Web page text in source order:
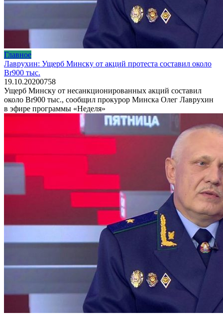
Главное
Лаврухин: Ущерб Минску от акций протеста составил около
Br900 тыс.
19.10.20200758
Ущерб Минску от несанкционированных акций составил
около Br900 тыс., сообщил прокурор Минска Олег Лаврухин
в эфире программы «Неделя»